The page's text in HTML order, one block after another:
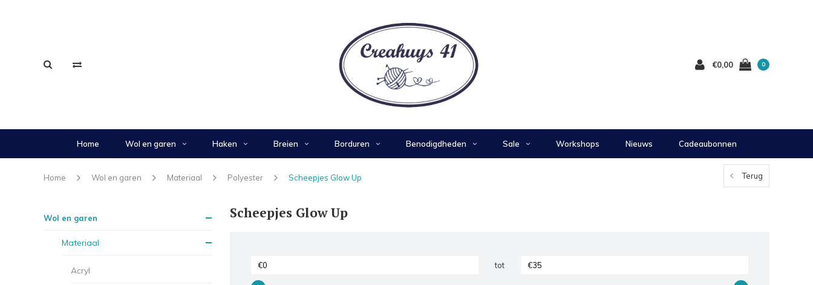
€0,00 0
Home Wol en garen Haken Breien Borduren Benodigdheden Sale Workshops Nieuws Cadeaubonnen
Home Wol en garen Materiaal Polyester Scheepjes Glow Up Terug
Wol en garen
Materiaal
Acryl
Scheepjes Glow Up
tot